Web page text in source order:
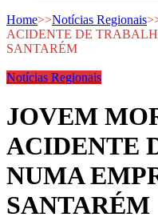
Home>>Notícias Regionais
ACIDENTE DE
SANTARÉM
Notícias Regionais
JOVEM
ACIDENTE
NUMA
SANTARÉM